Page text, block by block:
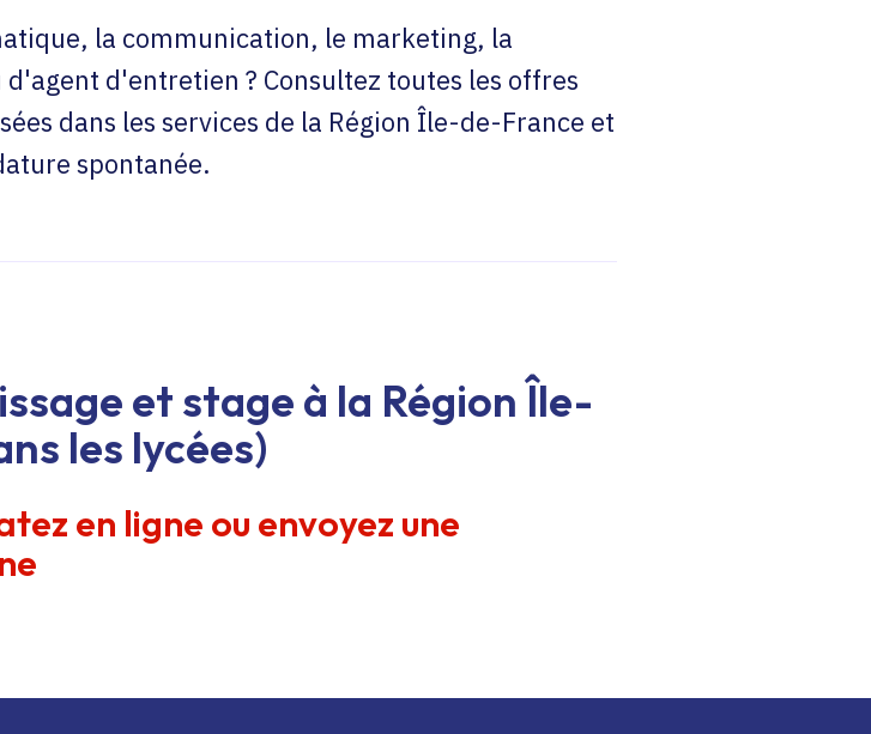
la communication, le marketing, la
d'entretien ? Consultez toutes les offres
dans les services de la Région Île-de-France et
spontanée.
et stage à la Région Île-
les lycées)
en ligne ou envoyez une